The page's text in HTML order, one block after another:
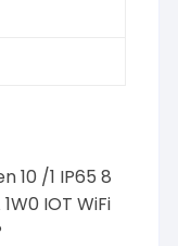
10 /1 IP65 8
IOT WiFi